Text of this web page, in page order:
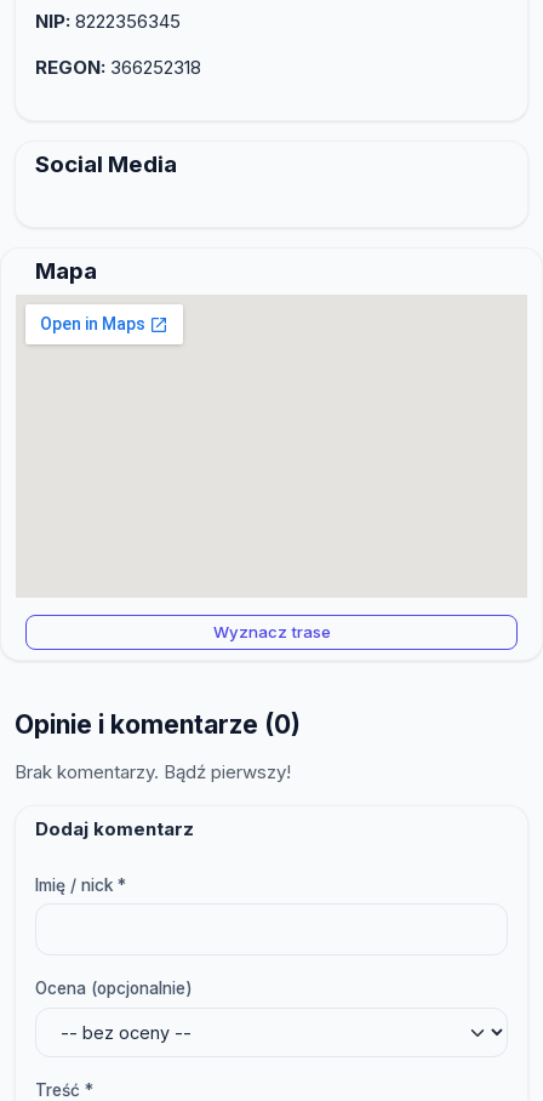
NIP: 8222356345
REGON: 366252318
Social Media
Mapa
Wyznacz trase
Opinie i komentarze (0)
Brak komentarzy. Bądź pierwszy!
Dodaj komentarz
Imię / nick *
Ocena (opcjonalnie)
Treść *